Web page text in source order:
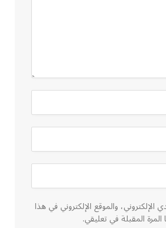
والموقع الإلكتروني في هذا
المقبلة في تعليقي.